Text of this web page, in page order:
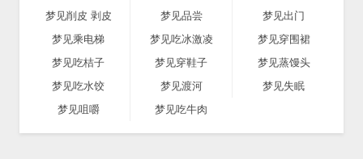
梦见削皮 剥皮
梦见品尝
梦见出门
梦见乘电梯
梦见吃冰激凌
梦见穿围裙
梦见吃桔子
梦见穿鞋子
梦见蒸馒头
梦见吃水饺
梦见渡河
梦见失眠
梦见咀嚼
梦见吃牛肉